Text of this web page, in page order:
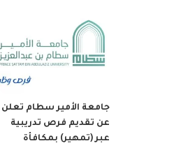
جامعة الأمير سطام تعلن
عن تقديم فرص تدريبية
عبر (تمهير) بمكافأة